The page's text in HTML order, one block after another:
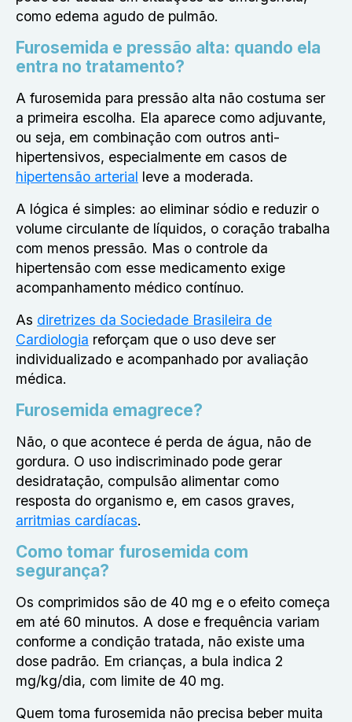
como edema agudo de pulmão.
Furosemida e pressão alta: quando ela
entra no tratamento?
A furosemida para pressão alta não costuma ser
a primeira escolha. Ela aparece como adjuvante,
ou seja, em combinação com outros anti-
hipertensivos, especialmente em casos de
hipertensão arterial leve a moderada.
A lógica é simples: ao eliminar sódio e reduzir o
volume circulante de líquidos, o coração trabalha
com menos pressão. Mas o controle da
hipertensão com esse medicamento exige
acompanhamento médico contínuo.
As diretrizes da Sociedade Brasileira de
Cardiologia reforçam que o uso deve ser
individualizado e acompanhado por avaliação
médica.
Furosemida emagrece?
Não, o que acontece é perda de água, não de
gordura. O uso indiscriminado pode gerar
desidratação, compulsão alimentar como
resposta do organismo e, em casos graves,
arritmias cardíacas.
Como tomar furosemida com
segurança?
Os comprimidos são de 40 mg e o efeito começa
em até 60 minutos. A dose e frequência variam
conforme a condição tratada, não existe uma
dose padrão. Em crianças, a bula indica 2
mg/kg/dia, com limite de 40 mg.
Quem toma furosemida não precisa beber muita